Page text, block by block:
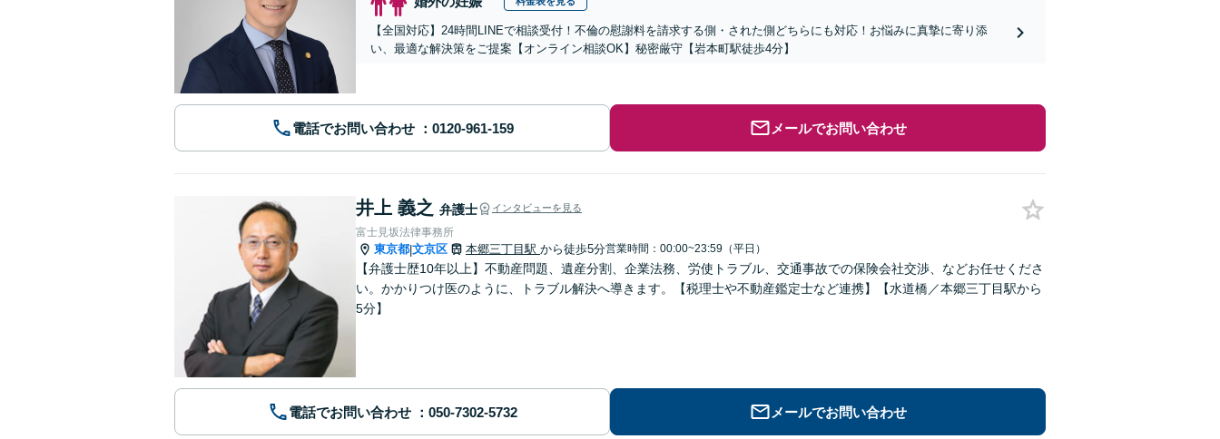
【全国対応】24時間LINEで相談受付！不倫の慰謝料を請求する側・された側どちらにも対応！お悩みに真摯に寄り添
い、最適な解決策をご提案【オンライン相談OK】秘密厳守【岩本町駅徒歩4分】
電話でお問い合わせ メールでお問い合わせ
井上 義之 弁護士 インタビューを見る
富士見坂法律事務所
東京都|文京区 本郷三丁目駅 から徒歩5分営業時間：00:00~23:59（平日）
【弁護士歴10年以上】不動産問題、遺産分割、企業法務、労使トラブル、交通事故での保険会社交渉、などお任せくださ
い。かかりつけ医のように、トラブル解決へ導きます。【税理士や不動産鑑定士など連携】【水道橋／本郷三丁目駅から
5分】
電話でお問い合わせ メールでお問い合わせ